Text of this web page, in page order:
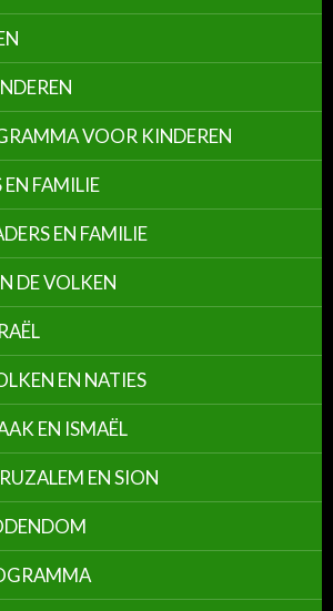
VOOR KINDEREN
FAMILIE
EN FAMILIE
DE VOLKEN
EN NATIES
EN ISMAËL
EN SION